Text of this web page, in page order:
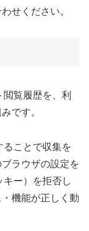
せください。
覧履歴を、利
です。
ことで収集を
ラウザの設定を
ー）を拒否し
機能が正しく動